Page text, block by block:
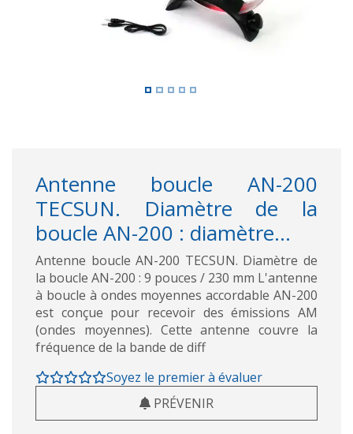
Antenne boucle AN-200
TECSUN. Diamètre de la
boucle AN-200 : diamètre...
Antenne boucle AN-200 TECSUN. Diamètre de
la boucle AN-200 : 9 pouces / 230 mm L'antenne
à boucle à ondes moyennes accordable AN-200
est conçue pour recevoir des émissions AM
(ondes moyennes). Cette antenne couvre la
fréquence de la bande de diff
Soyez le premier à évaluer
PRÉVENIR